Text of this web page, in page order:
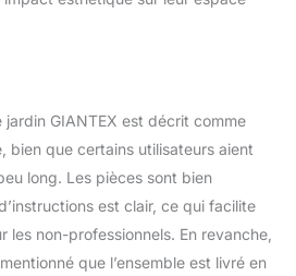
fermeture éclair, la
malheureusement pas).
Aspect Classique - Ce
salon de jardin extérieur
se distingue par son
design élégant et son
aspect élégant. Pour des
heures de confort dans
GIANTEX est décrit comme
bien que certains utilisateurs aient
long. Les pièces sont bien
est clair, ce qui facilite
les non-professionnels. En revanche,
que l’ensemble est livré en